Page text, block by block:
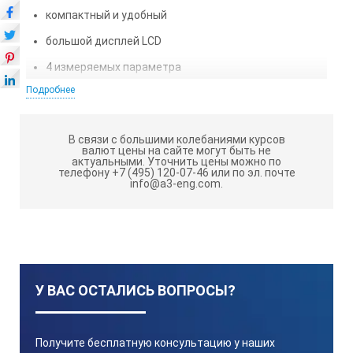
компактный и удобный
большой дисплей LCD
4 измеряемых параметра
индикация положения сенсора
после окончания измерений (с автоматическим
сохранением внесенных изменений)
порт RS 232 для передачи результатов на
(среднее арифметическое серии значений)
Ra = среднее арифметическое шероховатости
Технические характеристики Lasertech RaT
12:
Подробнее
В связи с большими колебаниями курсов
валют цены на сайте могут быть не
актуальными. Уточнить цены можно по
телефону +7 (495) 120-07-46 или по эл. почте
info@a3-eng.com.
У ВАС ОСТАЛИСЬ ВОПРОСЫ?
Получите бесплатную консультацию у наших